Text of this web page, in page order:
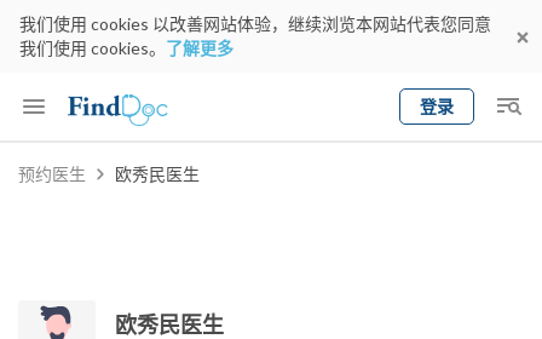
我们使用 cookies 以改善网站体验，继续浏览本网站代表您同意
我们使用 cookies。 了解更多
登录
Keyword
预约医生 欧秀民医生
欧秀民医生